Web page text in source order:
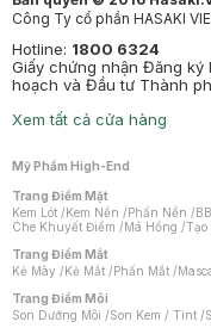
Công Ty cổ phần HASAKI
Hotline: 1800 6324
Giấy chứng nhận Đăng ký
hoạch và Đầu tư Thành
Xem tất cả cửa hàng
Mỹ Phẩm High-End
Trang Điểm Mặt
Kem Lót /Kem Nền /Phấn Nền /
Che Khuyết Điểm /Má Hồng /
Trang Điểm Mắt
Kẻ Mày /Kẻ Mắt /Phấn Mắt /
Trang Điểm Môi
Son Dưỡng Môi /Son Kem / Tint /